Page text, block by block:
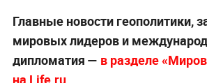
Главные новости геополитики,
мировых лидеров и
дипломатия — в разделе
на Life.ru.